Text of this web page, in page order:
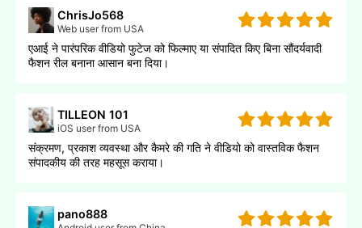
ChrisJo568
Web user from USA
एआई ने पारंपरिक वीडियो फुटेज को फिल्माए या संपादित किए बिना सौंदर्यवादी
फैशन रील बनाना आसान बना दिया।
TILLEON 101
iOS user from USA
संक्रमण, प्रकाश व्यवस्था और कैमरे की गति ने वीडियो को वास्तविक फैशन
संपादकीय की तरह महसूस कराया।
pano888